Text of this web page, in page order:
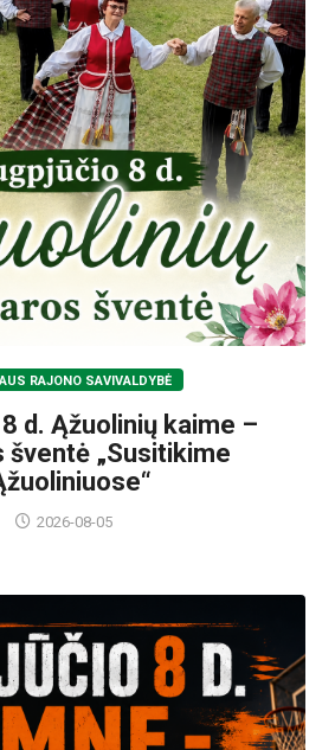
RAJONO SAVIVALDYBĖ
d. Ąžuolinių kaime –
šventė „Susitikime
2026-08-05